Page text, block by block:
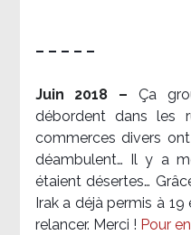
– – – – –
Juin 2018 – Ça
débordent dans les
commerces divers
déambulent… Il y a
étaient désertes…
Irak a déjà permis à
relancer. Merci ! Pour